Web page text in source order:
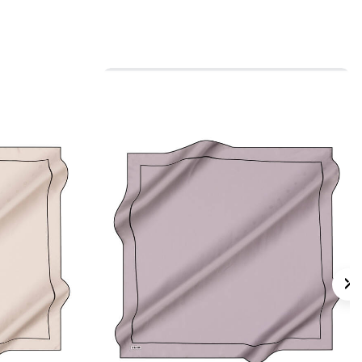
kumaş kalitesine sahiptir?
görünümü nasıldır?
eşarp hangi kombinlerde kullanılabilir?